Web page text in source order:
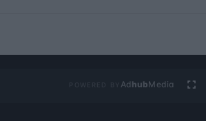
Ad hubMedia